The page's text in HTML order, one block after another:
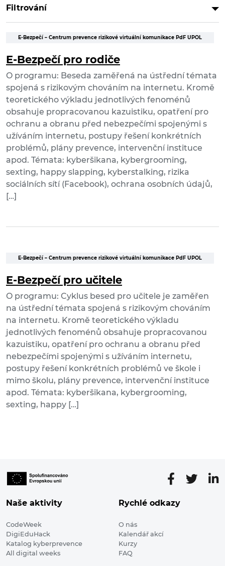
Filtrování
E-Bezpečí – Centrum prevence rizikové virtuální komunikace PdF UPOL
E-Bezpečí pro rodiče
O programu: Beseda zaměřená na ústřední témata
spojená s rizikovým chováním na internetu. Kromě
teoretického výkladu jednotlivých fenoménů
obsahuje propracovanou kazuistiku, opatření pro
ochranu a obranu před nebezpečími spojenými s
užíváním internetu, postupy řešení konkrétních
problémů, plány prevence, intervenční instituce
apod. Témata: kyberšikana, kybergrooming,
sexting, happy slapping, kyberstalking, rizika
sociálních sítí (Facebook), ochrana osobních údajů,
[…]
E-Bezpečí – Centrum prevence rizikové virtuální komunikace PdF UPOL
E-Bezpečí pro učitele
O programu: Cyklus besed pro učitele je zaměřen
na ústřední témata spojená s rizikovým chováním
na internetu. Kromě teoretického výkladu
jednotlivých fenoménů obsahuje propracovanou
kazuistiku, opatření pro ochranu a obranu před
nebezpečími spojenými s užíváním internetu,
postupy řešení konkrétních problémů ve škole i
mimo školu, plány prevence, intervenční instituce
apod. Témata: kyberšikana, kybergrooming,
sexting, happy […]
Naše aktivity
CodeWeek
DigiEduHack
Katalog kyberprevence
All digital weeks
Rychlé odkazy
O nás
Kalendář akcí
Kurzy
FAQ